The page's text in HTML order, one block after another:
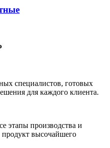
специалистов, готовых
для каждого клиента.
этапы производства и
высочайшего